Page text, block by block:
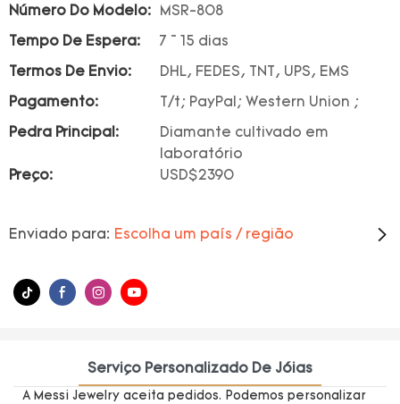
Número Do Modelo: MSR-808
Tempo De Espera: 7 ~ 15 dias
Termos De Envio: DHL, FEDES, TNT, UPS, EMS
Pagamento: T/t; PayPal; Western Union ;
Pedra Principal:
Diamante cultivado em
laboratório
Preço:
USD$2390
Enviado para: Escolha um país / região
Serviço Personalizado De Jóias
A Messi Jewelry aceita pedidos. Podemos personalizar